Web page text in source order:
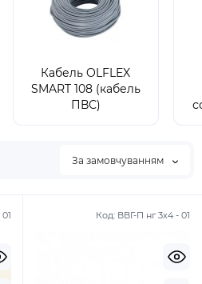
Кабель OLFLEX
SMART 108 (кабель
ПВС)
За замовчуванням
Код: ВВГ-П нг 3х4 - 01